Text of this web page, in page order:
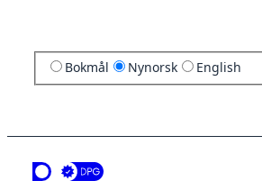
Bokmål Nynorsk English